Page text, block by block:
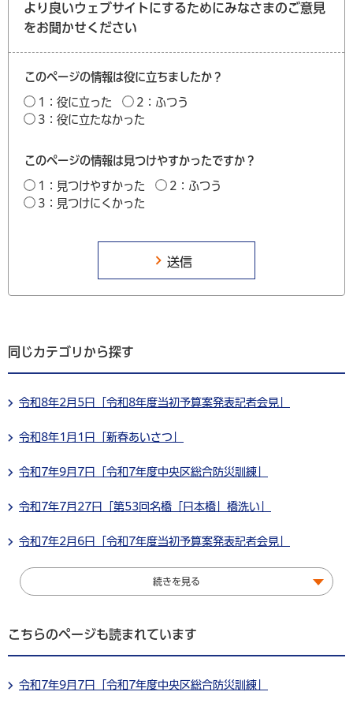
より良いウェブサイトにするためにみなさまのご意見
をお聞かせください
このページの情報は役に立ちましたか？
1：役に立った
2：ふつう
3：役に立たなかった
このページの情報は見つけやすかったですか？
1：見つけやすかった
2：ふつう
3：見つけにくかった
同じカテゴリから探す
令和8年2月5日「令和8年度当初予算案発表記者会見」
令和8年1月1日「新春あいさつ」
令和7年9月7日「令和7年度中央区総合防災訓練」
令和7年7月27日「第53回名橋「日本橋」橋洗い」
令和7年2月6日「令和7年度当初予算案発表記者会見」
続きを見る
こちらのページも読まれています
令和7年9月7日「令和7年度中央区総合防災訓練」